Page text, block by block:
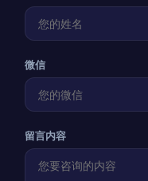
微信
留言内容